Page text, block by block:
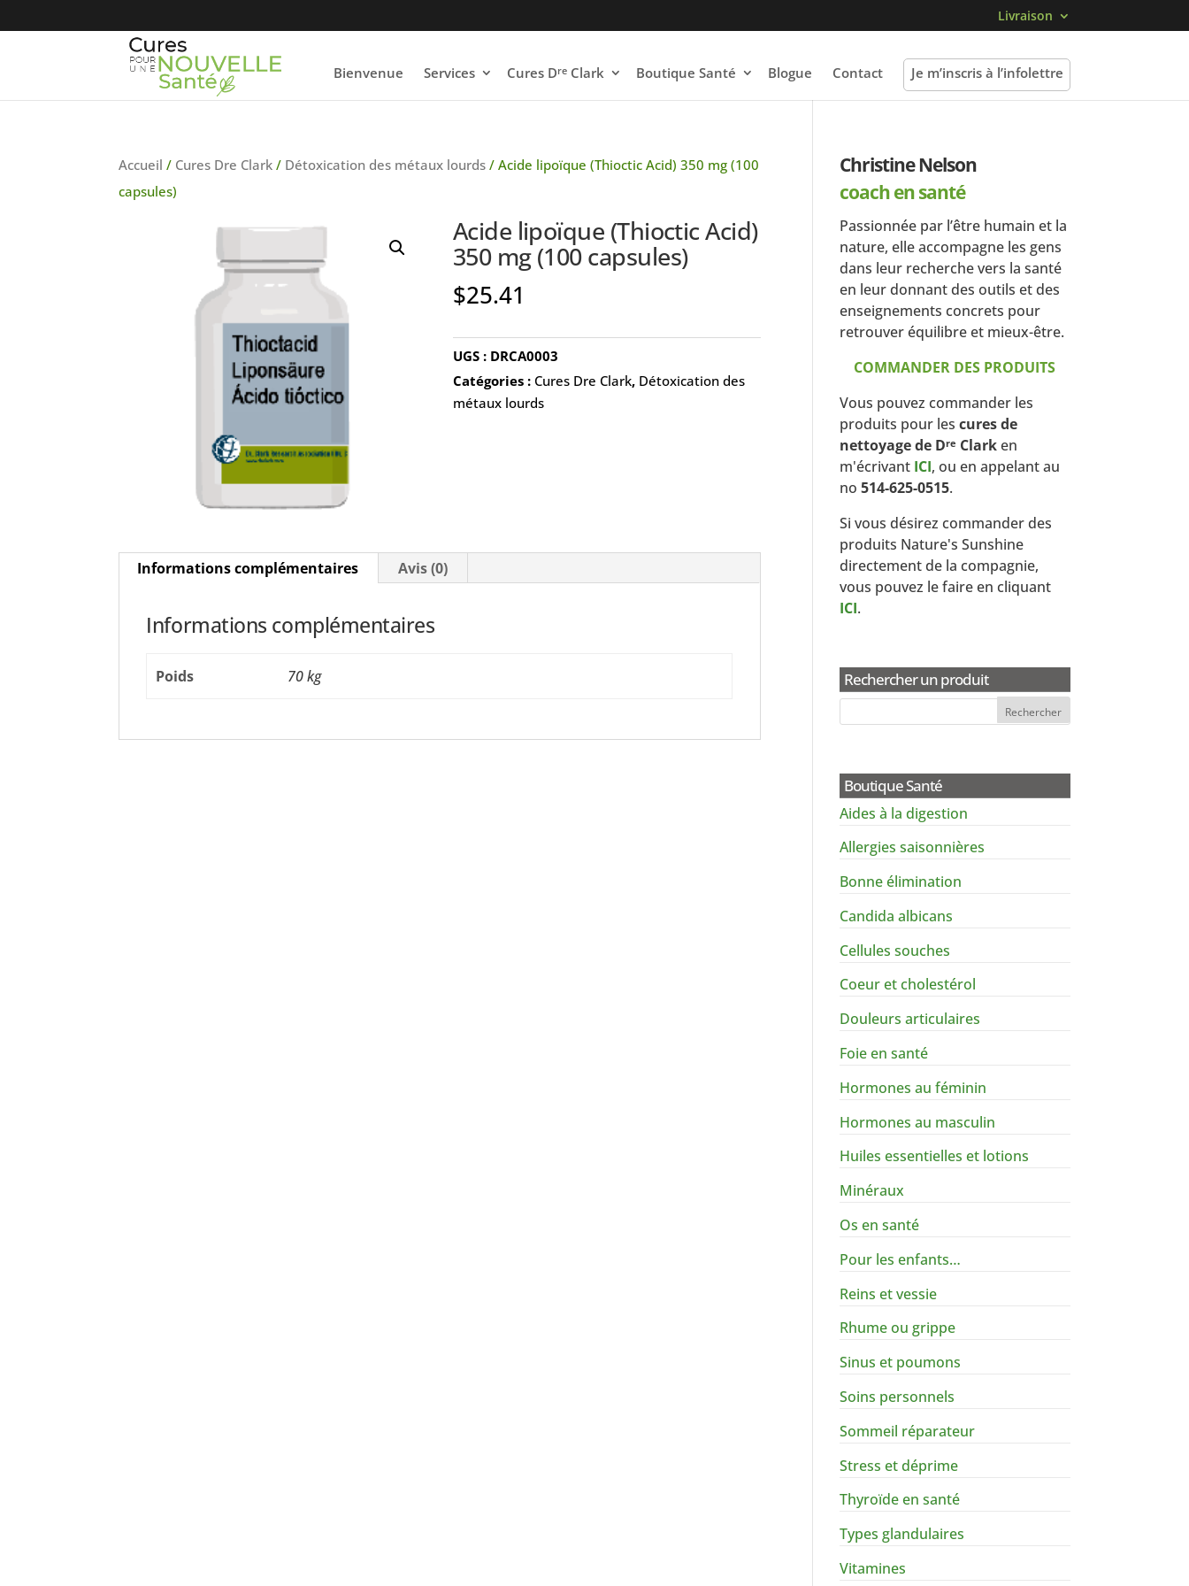
Livraison
Bienvenue Services Cures DreClark Boutique Santé Blogue Contact Je m’inscris à l’infolettre
Accueil / Cures Dre Clark / Détoxication des métaux lourds / Acide lipoïque (Thioctic Acid) 350 mg (100
capsules)
Acide lipoïque (Thioctic Acid)
350 mg (100 capsules)
$25.41
UGS : DRCA0003
Catégories : Cures Dre Clark, Détoxication des
métaux lourds
Informations complémentaires Avis (0)
Informations complémentaires
Poids 70 kg
Christine Nelson
coach en santé
Passionnée par l’être humain et la
nature, elle accompagne les gens
dans leur recherche vers la santé
en leur donnant des outils et des
enseignements concrets pour
retrouver équilibre et mieux-être.
COMMANDER DES PRODUITS
Vous pouvez commander les
produits pour lescures de
nettoyage de Dre Clark en
m'écrivant ICI, ou en appelant au
no514-625-0515.
Si vous désirez commander des
produits Nature's Sunshine
directement de la compagnie,
vous pouvez le faire en cliquant
ICI.
Rechercher un produit
Boutique Santé
Aides à la digestion
Allergies saisonnières
Bonne élimination
Candida albicans
Cellules souches
Coeur et cholestérol
Douleurs articulaires
Foie en santé
Hormones au féminin
Hormones au masculin
Huiles essentielles et lotions
Minéraux
Os en santé
Pour les enfants…
Reins et vessie
Rhume ou grippe
Sinus et poumons
Soins personnels
Sommeil réparateur
Stress et déprime
Thyroïde en santé
Types glandulaires
Vitamines